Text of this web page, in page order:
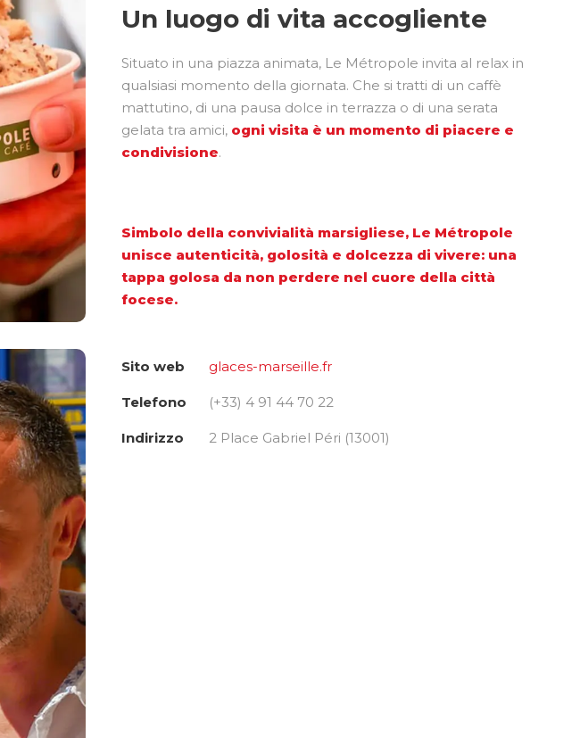
Un luogo di vita accogliente
Situato in una piazza animata, Le Métropole invita al relax in
qualsiasi momento della giornata. Che si tratti di un caffè
mattutino, di una pausa dolce in terrazza o di una serata
gelata tra amici, ogni visita è un momento di piacere e
condivisione.
Simbolo della convivialità marsigliese, Le Métropole
unisce autenticità, golosità e dolcezza di vivere: una
tappa golosa da non perdere nel cuore della città
focese.
Sito web glaces-marseille.fr
Telefono (+33) 4 91 44 70 22
Indirizzo 2 Place Gabriel Péri (13001)